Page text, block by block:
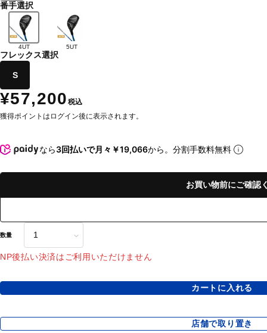
番手選択
4UT 5UT
フレックス選択
S
¥57,200 税込
獲得ポイントはログイン後に表示されます。
なら3回払いで月々￥19,066から。分割手数料無料
お買い物前にご確認
数量
NP後払い決済はご利用いただけません
カートに入れる
店舗で取り置き